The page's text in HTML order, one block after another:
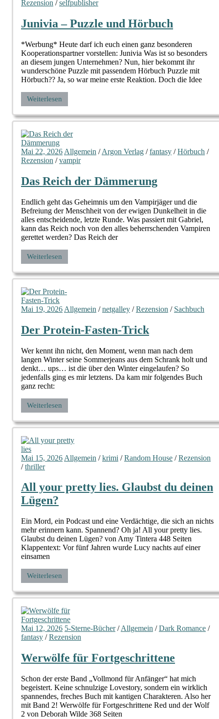
Rezension /selfpublisher
Junivia – Puzzle und Hörbuch
*Werbung* Heute darf ich euch einen ganz besonderen
Kooperationspartner vorstellen: Junivia Was ist so besonders
an diesem jungen Unternehmen? Nun, hier bekommt ihr
wunderschöne Puzzle mit passendem Hörbuch Puzzle mit
Hörbuch?? Ja, so war meine erste Reaktion. Doch die Idee
Weiterlesen
Mai 22, 2026 Allgemein /Argon Verlag /fantasy /Hörbuch /
Rezension /vampir
Das Reich der Dämmerung
Endlich geht das Geheimnis um den Vampirjäger und die
Befreiung der Menschheit von der ewigen Dunkelheit in die
alles entscheidende, letzte Runde. Was passiert mit Gabriel,
kann das Reich noch von den alles beherrschenden Vampiren
gerettet werden? Das Reich der
Weiterlesen
Mai 19, 2026 Allgemein /netgalley /Rezension / Sachbuch
Der Protein-Fasten-Trick
Wer kennt ihn nicht, den Moment, wenn man nach dem
langen Winter seine Sommerjeans aus dem Schrank holt und
denkt… ups… ist die über den Winter eingelaufen? So
jedenfalls ging es mir letztens. Da kam mir folgendes Buch
ganz recht:
Weiterlesen
Mai 15, 2026 Allgemein /krimi /Random House /Rezension
/thriller
All your pretty lies. Glaubst du deinen
Lügen?
Ein Mord, ein Podcast und eine Verdächtige, die sich an nichts
mehr erinnern kann. Spannend? Oh ja! All your pretty lies.
Glaubst du deinen Lügen? von Amy Tintera 448 Seiten
Klappentext: Vor fünf Jahren wurde Lucy nachts auf einer
einsamen
Weiterlesen
Mai 12, 2026 5-Sterne-Bücher/Allgemein /Dark Romance /
fantasy /Rezension
Werwölfe für Fortgeschrittene
Schon der erste Band „Vollmond für Anfänger“ hat mich
begeistert. Keine schnulzige Lovestory, sondern ein wirklich
spannendes, freches Buch mit kantigen Charakteren. Also her
mit Band 2! Werwölfe für Fortgeschrittene Red und der Wolf
2 von Deborah Wilde 368 Seiten